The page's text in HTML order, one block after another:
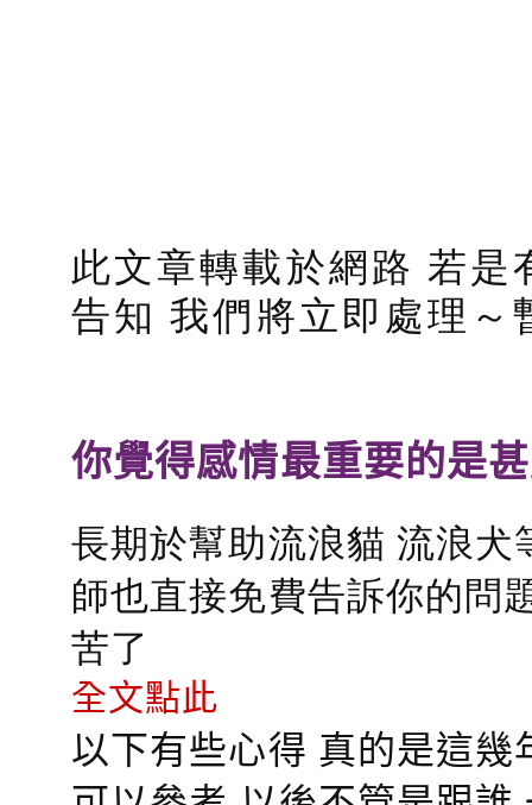
此文章轉載於網路 若
告知 我們將立即處理～
你覺得感情最重要的是
長期於幫助流浪貓 流浪
師也直接免費告訴你的問
苦了
全文點此
以下有些心得 真的是這